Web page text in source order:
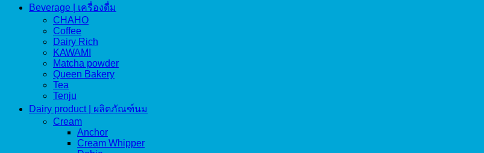
Beverage | เครื่องดื่ม
CHAHO
Coffee
Dairy Rich
KAWAMI
Matcha powder
Queen Bakery
Tea
Tenju
Dairy product | ผลิตภัณฑ์นม
Cream
Anchor
Cream Whipper